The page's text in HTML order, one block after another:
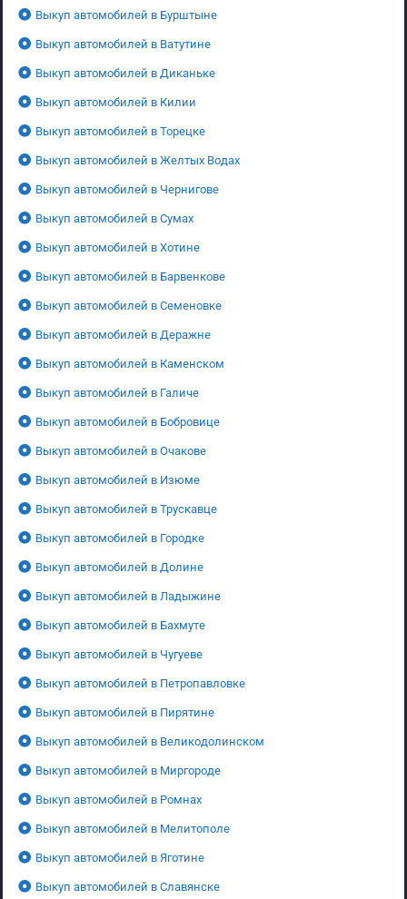
Выкуп автомобилей в Бурштыне
Выкуп автомобилей в Ватутине
Выкуп автомобилей в Диканьке
Выкуп автомобилей в Килии
Выкуп автомобилей в Торецке
Выкуп автомобилей в Желтых Водах
Выкуп автомобилей в Чернигове
Выкуп автомобилей в Сумах
Выкуп автомобилей в Хотине
Выкуп автомобилей в Барвенкове
Выкуп автомобилей в Семеновке
Выкуп автомобилей в Деражне
Выкуп автомобилей в Каменском
Выкуп автомобилей в Галиче
Выкуп автомобилей в Бобровице
Выкуп автомобилей в Очакове
Выкуп автомобилей в Изюме
Выкуп автомобилей в Трускавце
Выкуп автомобилей в Городке
Выкуп автомобилей в Долине
Выкуп автомобилей в Ладыжине
Выкуп автомобилей в Бахмуте
Выкуп автомобилей в Чугуеве
Выкуп автомобилей в Петропавловке
Выкуп автомобилей в Пирятине
Выкуп автомобилей в Великодолинском
Выкуп автомобилей в Миргороде
Выкуп автомобилей в Ромнах
Выкуп автомобилей в Мелитополе
Выкуп автомобилей в Яготине
Выкуп автомобилей в Славянске